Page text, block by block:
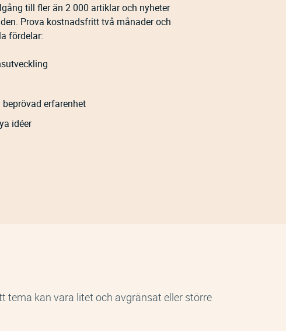
till fler än 2 000 artiklar och nyheter
Prova kostnadsfritt två månader och
fördelar:
erfarenhet
idéer
tema kan vara litet och avgränsat eller större